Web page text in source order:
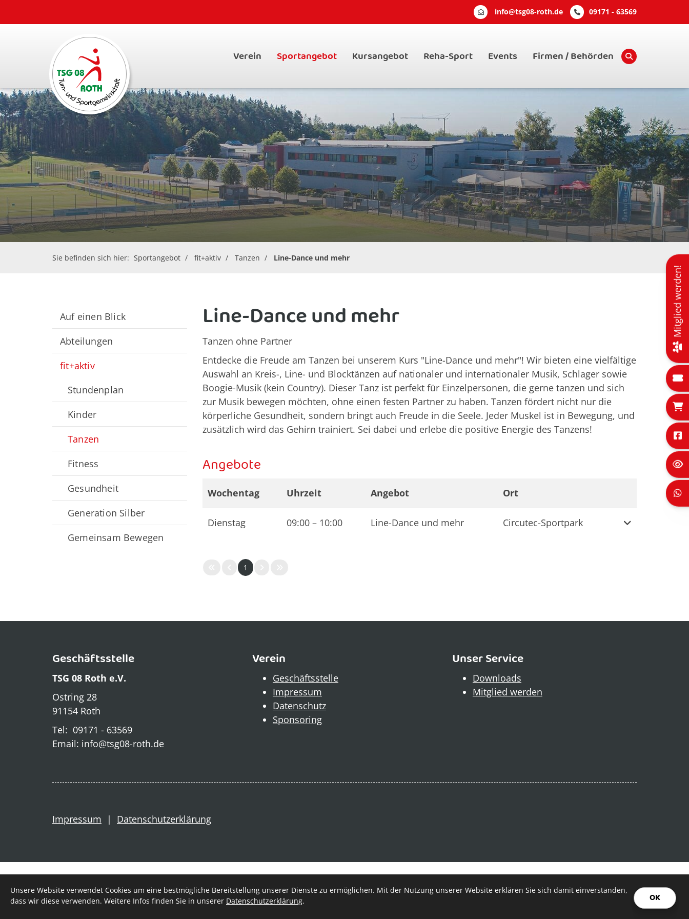
info@tsg08-roth.de 09171 - 63569
Verein Sportangebot Kursangebot Reha-Sport Events Firmen / Behörden
Sie befinden sich hier: Sportangebot fit+aktiv Tanzen Line-Dance und mehr
Line-Dance und mehr
Tanzen ohne Partner
Entdecke die Freude am Tanzen bei unserem Kurs "Line-Dance und mehr"! Wir bieten eine vielfältige
Auswahl an Kreis-, Line- und Blocktänzen auf nationaler und internationaler Musik, Schlager sowie
Boogie-Musik (kein Country). Dieser Tanz ist perfekt für Einzelpersonen, die gerne tanzen und sich
zur Musik bewegen möchten, ohne einen festen Partner zu haben. Tanzen fördert nicht nur die
körperliche Gesundheit, sondern bringt auch Freude in die Seele. Jeder Muskel ist in Bewegung, und
zusätzlich wird das Gehirn trainiert. Sei dabei und erlebe die positive Energie des Tanzens!
Angebote
Wochentag Uhrzeit Angebot
Ort
Weitere
Dienstag
09:00– 10:00 Line-Dance und mehr Circutec-Sportpark
1
Auf einen Blick
Abteilungen
fit+aktiv
Stundenplan
Kinder
Tanzen
Fitness
Gesundheit
Generation Silber
Gemeinsam Bewegen
Geschäftsstelle
TSG 08 Roth e.V.
Ostring 28
91154 Roth
Tel: 09171 - 63569
Email: info@tsg08-roth.de
Verein
Geschäftsstelle
Impressum
Datenschutz
Sponsoring
Unser Service
Downloads
Mitglied werden
Impressum | Datenschutzerklärung
© 2026 - Turn- und Sportgemeinschaft 08 Roth e.V.
Mitglied werden!
OK
Unsere Website verwendet Cookies um eine bestmögliche Bereitstellung unserer Dienste zu ermöglichen. Mit der Nutzung unserer Website erklären Sie sich damit einverstanden,
dass wir diese verwenden. Weitere Infos finden Sie in unserer Datenschutzerklärung.